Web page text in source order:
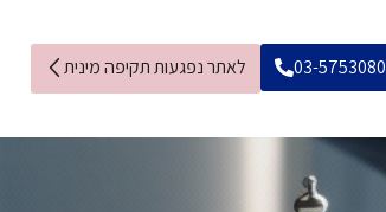
03-5753080 לאתר נפגעות תקיפה מינית